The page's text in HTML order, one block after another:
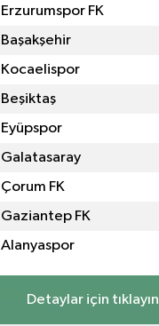
Erzurumspor FK
Başakşehir
Kocaelispor
Beşiktaş
Eyüpspor
Galatasaray
Çorum FK
Gaziantep FK
Alanyaspor
Detaylar için tıklayın